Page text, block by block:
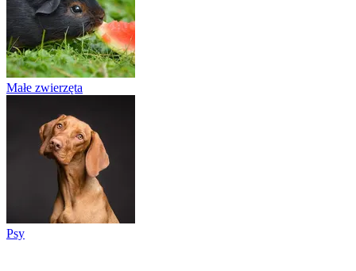
Małe zwierzęta
Psy